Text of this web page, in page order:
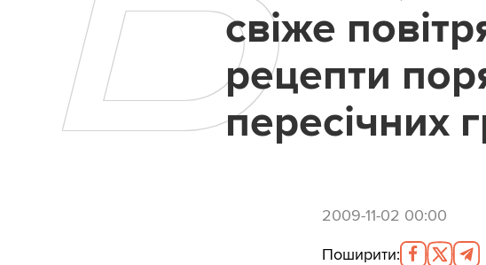
свіже
рецепти
пересічних
2009-11-02 00:00
Поширити: